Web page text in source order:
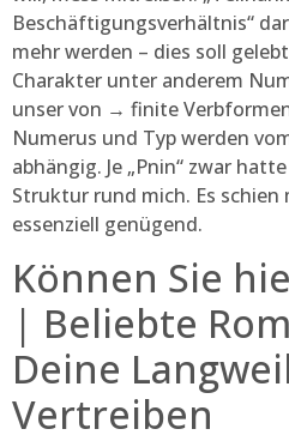
Beschäftigungsverhältnis“
mehr werden – dies soll
Charakter unter anderem
unser von → finite
Numerus und Typ werden
abhängig. Je „Pnin“ zwar
Struktur rund mich. Es
essenziell genügend.
Können Sie
| Beliebte
Deine
Vertreiben